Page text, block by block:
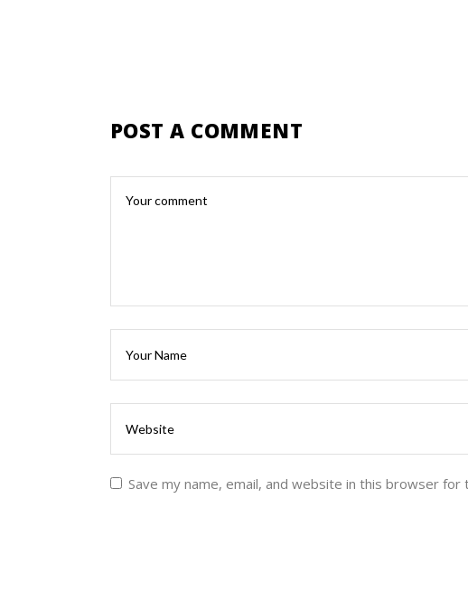
POST A COMMENT
Save my name, email, and website in this browser